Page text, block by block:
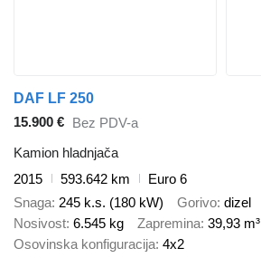
DAF LF 250
15.900 € Bez PDV-a
Kamion hladnjača
2015
593.642 km
Euro 6
Snaga 245 k.s. (180 kW) Gorivo dizel
Nosivost 6.545 kg Zapremina 39,93 m³
Osovinska konfiguracija 4x2